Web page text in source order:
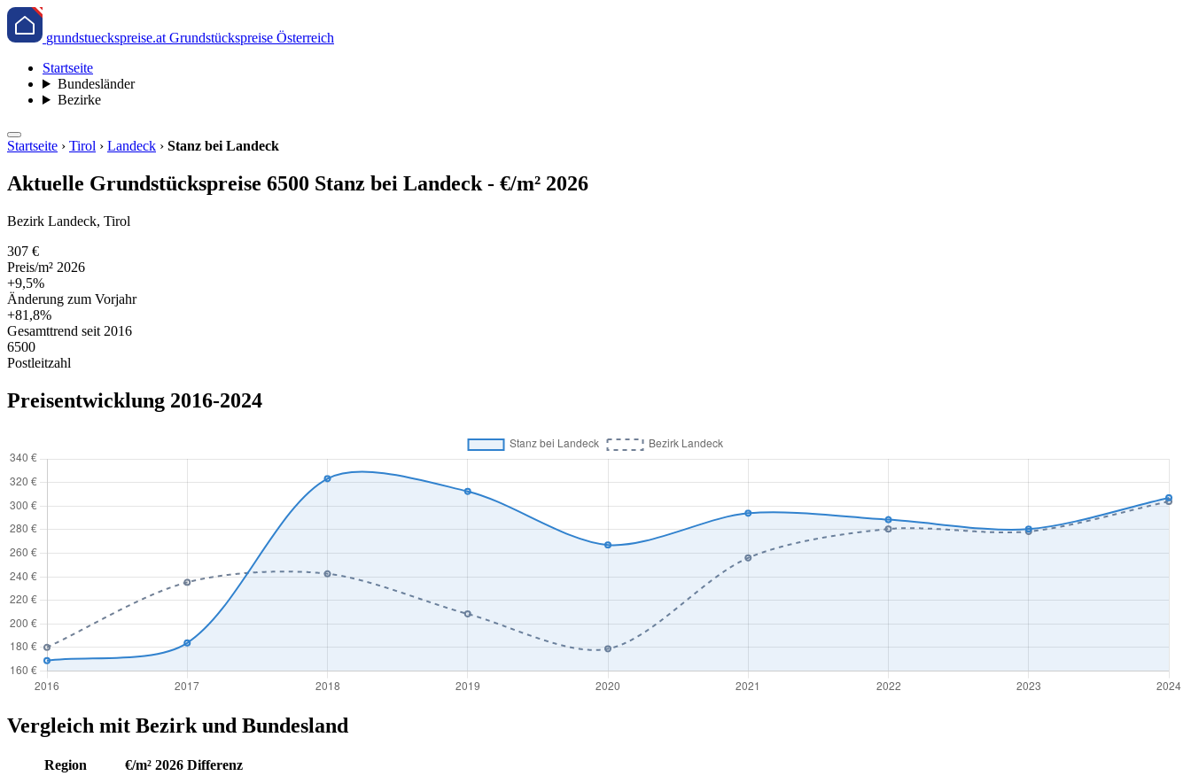
grundstueckspreise.at Grundstückspreise Österreich
Startseite
Bundesländer
Bezirke
Startseite › Tirol › Landeck › Stanz bei Landeck
Aktuelle Grundstückspreise 6500 Stanz bei Landeck - €/m² 2026
Bezirk Landeck, Tirol
307 €
Preis/m² 2026
+9,5%
Änderung zum Vorjahr
+81,8%
Gesamttrend seit 2016
6500
Postleitzahl
Preisentwicklung 2016-2024
Vergleich mit Bezirk und Bundesland
Region €/m² 2026 Differenz